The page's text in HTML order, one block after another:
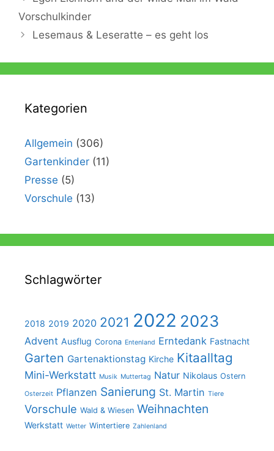
Vorschulkinder
Lesemaus & Leseratte – es geht los
Kategorien
Allgemein (306)
Gartenkinder (11)
Presse (5)
Vorschule (13)
Schlagwörter
2018 2019 2020 2021 2022 2023
Advent Ausflug Corona Entenland Erntedank Fastnacht
Garten Gartenaktionstag Kirche Kitaalltag
Mini-Werkstatt Musik Muttertag Natur Nikolaus Ostern
Osterzeit Pflanzen Sanierung St. Martin Tiere
Vorschule Wald & Wiesen Weihnachten
Werkstatt Wetter Wintertiere Zahlenland